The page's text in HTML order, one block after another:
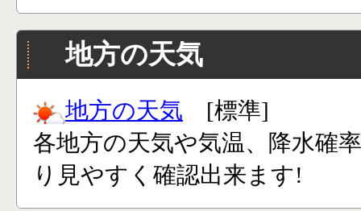
地方の天気
地方の天気 [標準]
各地方の天気や気温、降水確
り見やすく確認出来ます!